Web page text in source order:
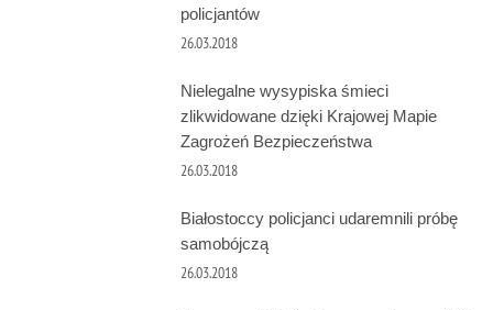
policjantów
26.03.2018
Nielegalne wysypiska śmieci
zlikwidowane dzięki Krajowej Mapie
Zagrożeń Bezpieczeństwa
26.03.2018
Białostoccy policjanci udaremnili próbę
samobójczą
26.03.2018